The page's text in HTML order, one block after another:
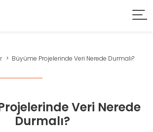
Büyüme Projelerinde Veri Nerede Durmalı?
Veri Nerede
Durmalı?